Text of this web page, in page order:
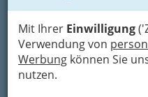
Mit Ihrer Einwilligung
Verwendung von
Werbung können Sie
nutzen.
+43 316 474 73 34
+43 650 474 73 30